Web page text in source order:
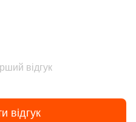
відгук
відгук